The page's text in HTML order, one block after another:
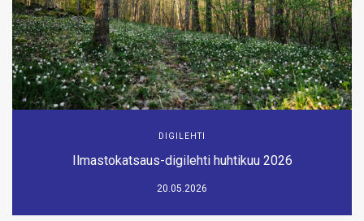
DIGILEHTI
Ilmastokatsaus-digilehti huhtikuu 2026
20.05.2026